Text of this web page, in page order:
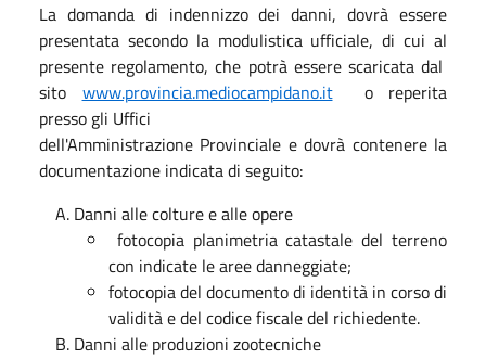
La domanda di indennizzo dei danni, dovrà essere
presentata secondo la modulistica ufficiale, di cui al
presente regolamento, che potrà essere scaricata dal
sito www.provincia.mediocampidano.ito reperita
presso gli Uffici
dell'Amministrazione Provinciale e dovrà contenere la
documentazione indicata di seguito:
Danni alle colture e alle opere
fotocopia planimetria catastale del terreno
con indicate le aree danneggiate;
fotocopia del documento di identità in corso di
validità e del codice fiscale del richiedente.
Danni alle produzioni zootecniche